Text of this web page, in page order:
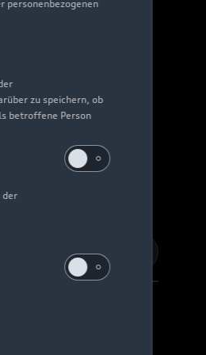
personenbezogenen
zu speichern, ob
betroffene Person
der